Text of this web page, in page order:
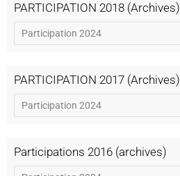
PARTICIPATION 2018 (Archives)
PARTICIPATION 2017 (Archives)
Participations 2016 (archives)